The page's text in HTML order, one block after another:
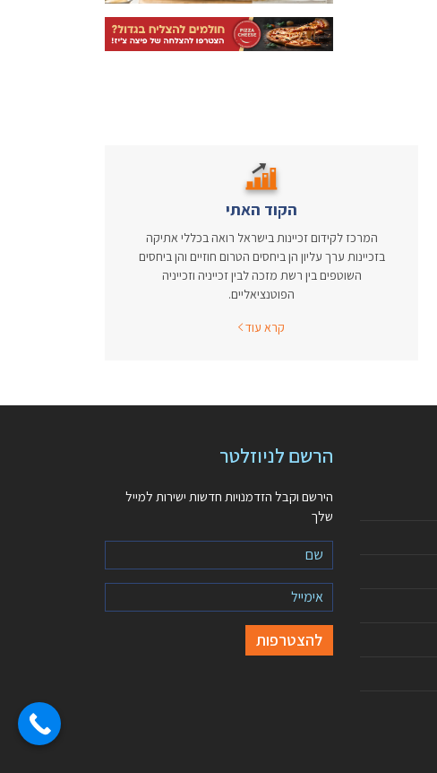
הקוד האתי
המרכז לקידום זכיינות בישראל רואה בכללי אתיקה
בזכיינות ערך עליון הן ביחסים הטרום חוזיים והן ביחסים
השוטפים בין רשת מזכה לבין זכייניה וזכייניה
הפוטנציאליים.
קרא עוד
הרשם לניוזלטר
הירשם וקבל הזדמנויות חדשות ישירות למייל
שלך